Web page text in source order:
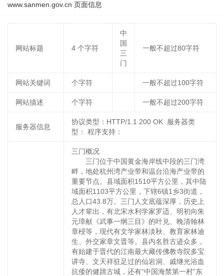
www.sanmen.gov.cn 页面信息
网站标题 4 个字符
中
国
三
门
一般不超过80字符
网站关键词 个字符 一般不超过100字符
网站描述 个字符 一般不超过200字符
服务器信息
协议类型：HTTP/1.1 200 OK 服务器类
型： 程序支持：
三门概况
三门位于中国黄金海岸线中段的三门湾
畔，地处杭州湾产业带和温台沿海产业带的
重要节点。县域面积1510平方公里，其中陆
域面积1103平方公里，下辖6镇1乡3街道，
总人口43.8万。三门人文底蕴深厚，历史上
人才辈出，有北宋水利学家罗适、明初向朱
元璋献《武事一纲三目》的叶兑、晚清翰林
章梫等，现代有文学家林淡秋、教育家林迪
生、外交家章文晋等。县内名胜古迹众多，
有始建于晋代的江南最大藏传佛教寺院多宝
讲寺、文天祥驻足过的仙岩洞、戚继光浴血
抗倭的健跳古城，还有“中国海禁第一村”东